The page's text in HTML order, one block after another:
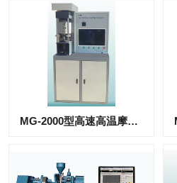
MG-2000型高速高温摩擦磨损试验机